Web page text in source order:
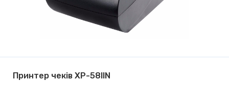
Принтер чеків ХР-58IIN